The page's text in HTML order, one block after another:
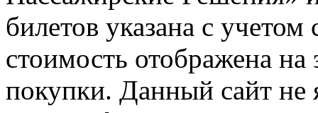
билетов указана с
стоимость отображена
покупки. Данный сайт не